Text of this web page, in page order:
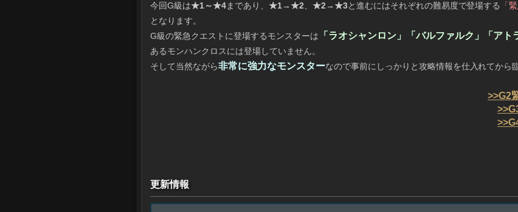
今回G級は★1～★4まであり、 ★1→★2 ★2→★3と進むにはそれぞれの難易度で登場する 「
となります。
G級の緊急クエストに登場するモンスターは 「ラオシャンロン」「バルファルク」「アト
あるモンハンクロスには登場していません。
そして当然ながら非常に強力なモンスターなので事前にしっかりと攻略情報を仕入れてから
>>G2
更新情報